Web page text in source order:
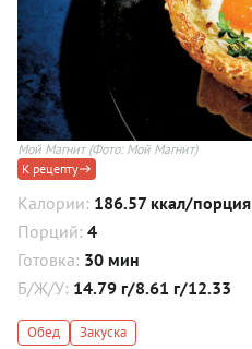
Мой Магнит(Фото: Мой Магнит)
К рецепту
Калории: 186.57 ккал/порция
Порций: 4
Готовка: 30 мин
Б/Ж/У: 14.79 г/8.61 г/12.33
Обед Закуска